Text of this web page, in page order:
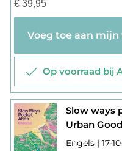
€39,95
Op voorraad bij
Slow ways
Urban Good
Engels | 17-